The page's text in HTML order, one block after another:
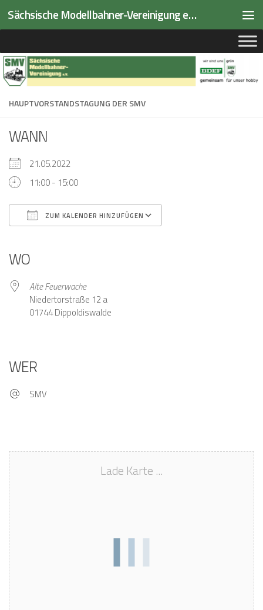
Zum Inhalt springen Sächsische Modellbahner-Vereinigung e.V.
HAUPTVORSTANDSTAGUNG DER SMV
WANN
21.05.2022
11:00 - 15:00
ZUM KALENDER HINZUFÜGEN
WO
Alte Feuerwache
Niedertorstraße 12 a
01744 Dippoldiswalde
WER
SMV
Lade Karte ...